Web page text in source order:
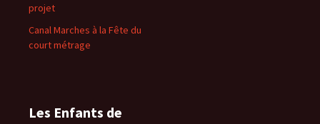
projet
Canal Marches à la Fête du
court métrage
Les Enfants de